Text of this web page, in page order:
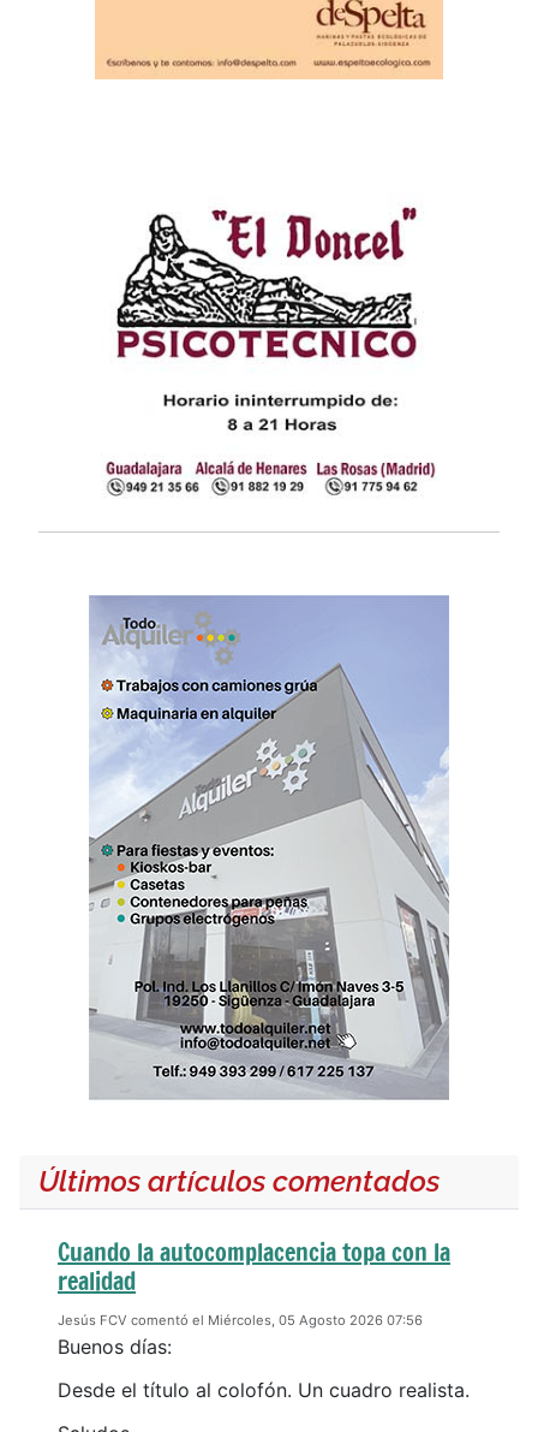
Últimos artículos comentados
Cuando la autocomplacencia topa con la
realidad
Jesús FCV comentó el Miércoles, 05 Agosto 2026 07:56
Buenos días:
Desde el título al colofón. Un cuadro realista.